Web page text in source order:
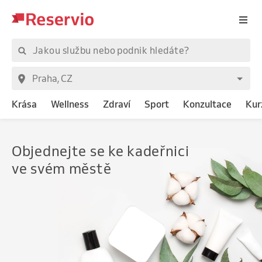
Krása Wellness Zdraví Sport Konzultace
Objednejte se n
ve svém městě